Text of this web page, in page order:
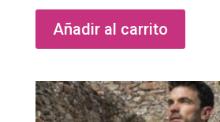
Añadir al carrito